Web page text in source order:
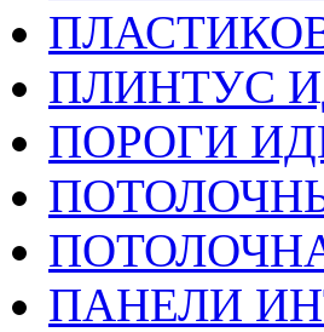
ПЛИНТУС
ПОРОГИ
ПАНЕЛИ